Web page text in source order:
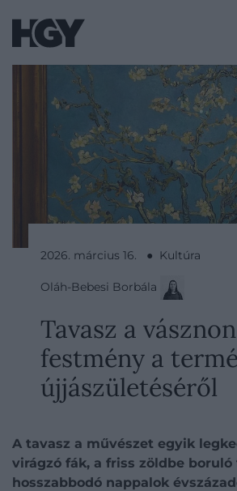
2026. március 16. ● Kultúra
Oláh-Bebesi Borbála
Tavasz a
festmény a
újjászületéséről
A tavasz a művészet egyik
virágzó fák, a friss zöldbe boruló
hosszabbodó nappalok